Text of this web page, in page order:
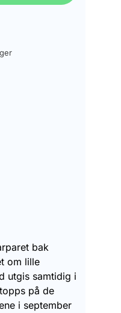
bak
om lille
utgis samtidig i
på de
i september